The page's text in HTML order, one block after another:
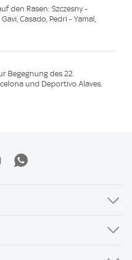
den Rasen: Szczesny -
Casado, Pedri - Yamal,
Begegnung des 22.
und Deportivo Alaves.